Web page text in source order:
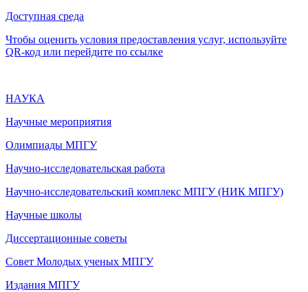
Доступная среда
Чтобы оценить условия предоставления услуг, используйте
QR-код или перейдите по ссылке
НАУКА
Научные мероприятия
Олимпиады МПГУ
Научно-исследовательская работа
Научно-исследовательский комплекс МПГУ (НИК МПГУ)
Научные школы
Диссертационные советы
Совет Молодых ученых МПГУ
Издания МПГУ